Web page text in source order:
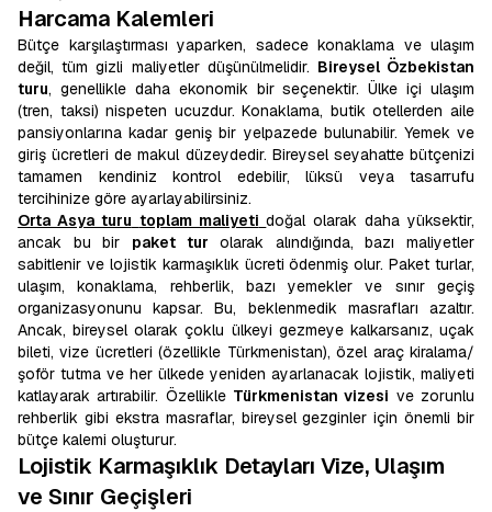
Harcama Kalemleri
Bütçe karşılaştırması yaparken, sadece konaklama ve ulaşım
değil, tüm gizli maliyetler düşünülmelidir. Bireysel Özbekistan
turu, genellikle daha ekonomik bir seçenektir. Ülke içi ulaşım
(tren, taksi) nispeten ucuzdur. Konaklama, butik otellerden aile
pansiyonlarına kadar geniş bir yelpazede bulunabilir. Yemek ve
giriş ücretleri de makul düzeydedir. Bireysel seyahatte bütçenizi
tamamen kendiniz kontrol edebilir, lüksü veya tasarrufu
tercihinize göre ayarlayabilirsiniz.
Orta Asya turu toplam maliyeti doğal olarak daha yüksektir,
ancak bu bir paket tur olarak alındığında, bazı maliyetler
sabitlenir ve lojistik karmaşıklık ücreti ödenmiş olur. Paket turlar,
ulaşım, konaklama, rehberlik, bazı yemekler ve sınır geçiş
organizasyonunu kapsar. Bu, beklenmedik masrafları azaltır.
Ancak, bireysel olarak çoklu ülkeyi gezmeye kalkarsanız, uçak
bileti, vize ücretleri (özellikle Türkmenistan), özel araç kiralama/
şoför tutma ve her ülkede yeniden ayarlanacak lojistik, maliyeti
katlayarak artırabilir. Özellikle Türkmenistan vizesi ve zorunlu
rehberlik gibi ekstra masraflar, bireysel gezginler için önemli bir
bütçe kalemi oluşturur.
Lojistik Karmaşıklık Detayları Vize, Ulaşım
ve Sınır Geçişleri